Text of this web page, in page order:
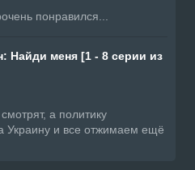
понравился...
Найди меня [1 - 8 серии из
а политику
и все отжимаем ещё